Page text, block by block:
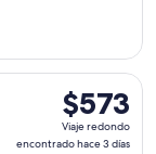
$573
Viaje
redondo,
$573
Viaje redondo
encontrado hace 3 días
dom, 30 ago.